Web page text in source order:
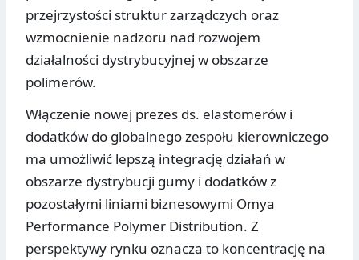
przejrzystości struktur zarządczych oraz
wzmocnienie nadzoru nad rozwojem
działalności dystrybucyjnej w obszarze
polimerów.
Włączenie nowej prezes ds. elastomerów i
dodatków do globalnego zespołu kierowniczego
ma umożliwić lepszą integrację działań w
obszarze dystrybucji gumy i dodatków z
pozostałymi liniami biznesowymi Omya
Performance Polymer Distribution. Z
perspektywy rynku oznacza to koncentrację na